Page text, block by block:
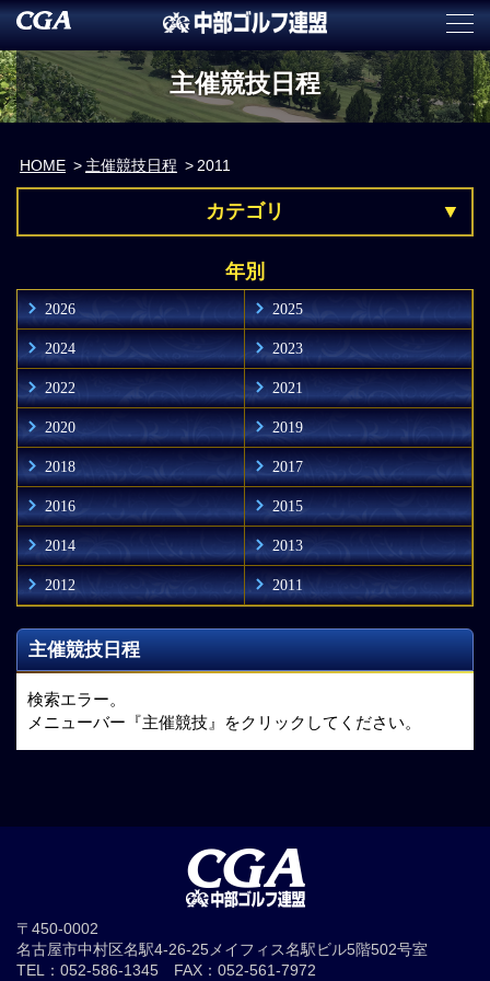
主催競技日程
HOME 主催競技日程 2011
カテゴリ
年別
2026 2025
2024 2023
2022 2021
2020 2019
2018 2017
2016 2015
2014 2013
2012 2011
主催競技日程
検索エラー。
メニューバー『主催競技』をクリックしてください。
〒450-0002
名古屋市中村区名駅4-26-25メイフィス名駅ビル5階502号室
TEL：052-586-1345 FAX：052-561-7972